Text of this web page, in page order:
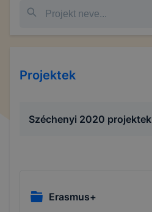
Projektek
Széchenyi 2020 projektek
Erasmus+